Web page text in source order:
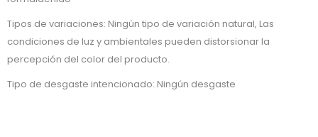
Tipos de variaciones: Ningún tipo de variación natural, Las
condiciones de luz y ambientales pueden distorsionar la
percepción del color del producto.
Tipo de desgaste intencionado: Ningún desgaste